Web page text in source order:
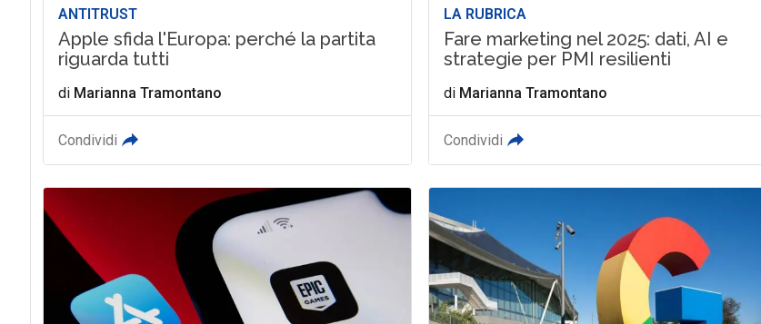
ANTITRUST
Apple sfida l'Europa: perché la partita
riguarda tutti
di Marianna Tramontano
Condividi
LA RUBRICA
Fare marketing nel 2025: dati, AI e
strategie per PMI resilienti
di Marianna Tramontano
Condividi